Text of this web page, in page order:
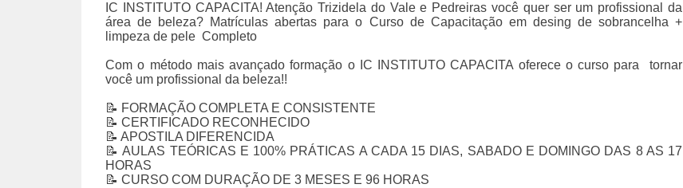
IC INSTITUTO CAPACITA! Atenção Trizidela do Vale e Pedreiras você quer ser um profissional da
área de beleza? Matrículas abertas para o Curso de Capacitação em desing de sobrancelha +
limpeza de pele Completo
Com o método mais avançado formação o IC INSTITUTO CAPACITA oferece o curso para
tornar
você um profissional da beleza!!
📝 FORMAÇÃO COMPLETA E CONSISTENTE
📝 CERTIFICADO RECONHECIDO
📝 APOSTILA DIFERENCIDA
📝 AULAS TEÓRICAS E 100% PRÁTICAS A CADA 15 DIAS, SABADO E DOMINGO DAS 8 AS 17
HORAS
📝 CURSO COM DURAÇÃO DE 3 MESES E 96 HORAS